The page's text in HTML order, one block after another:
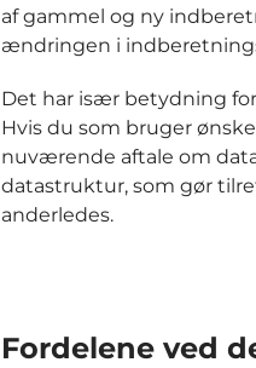
af gammel og ny
ændringen i
Det har især betydning
Hvis du som bruger
nuværende aftale om
datastruktur, som gør
anderledes.
Fordelene ved